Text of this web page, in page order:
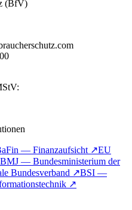
(BfV)
— Finanzaufsicht ↗EU
BMJ — Bundesministerium der
Bundesverband ↗BSI —
↗